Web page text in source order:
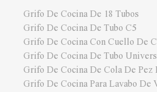
Grifo De Cocina De 18 Tubos
Grifo De Cocina De Tubo C5
Grifo De Cocina Con Cuello De
Grifo De Cocina De Tubo
Grifo De Cocina De Cola De Pez
Grifo De Cocina Para Lavabo De